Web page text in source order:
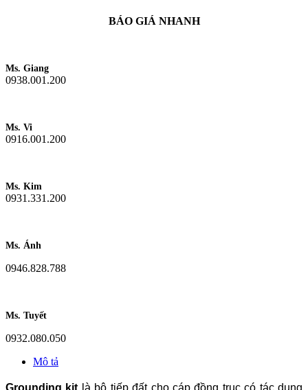
BÁO GIÁ NHANH
Ms. Giang
0938.001.200
Ms. Vi
0916.001.200
Ms. Kim
0931.331.200
Ms. Ánh
0946.828.788
Ms. Tuyết
0932.080.050
Mô tả
Grounding kit là bộ tiếp đất cho cáp đồng trục có tác dụng